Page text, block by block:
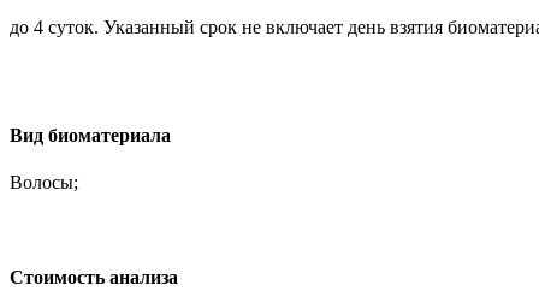
до 4 суток. Указанный срок не включает день взятия
Вид биоматериала
Волосы;
Cтоимость анализа